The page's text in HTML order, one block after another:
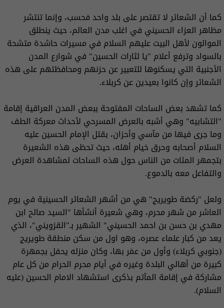
كما أن الشعائر لا تقتصر على بلد واحد فحسب، وإنما تنتشر
مظاهر العزاء الحسيني في اغلب مدن العالم، حيث ينطلق
الموالون لأهل البيت عليهم السلام في مسيرات حاشدة متشحة
بالسواد وترفع أعلام "يا لثارات الحسين" في شوارع المدن
الأجنبية التي يسكنوها للتعبير عن حزنهم ومحافظتهم على هذه
الشعائر وإن كانوا بعيدين عن كربلاء.
كما تشهد بعض الساحات المفتوحة ببعض المدن العراقية إقامة
"التشابيه" وهي أشبه بالعرض المسرحي لأحداث معركة الطف
وما جرى فيها من مآسي وأحزان، بقتل الإمام الحسين عليه
السلام أصحابه وحرق خيام أهله، حيث تحظى هذه الشعيرة
بتجمهر المئات من الناس حول هذه الساحات لمشاهدة العرض
والتفاعل معه بالدموع.
ولعل "ركضة طويريج" هي من أشهر الشعائر الحسينية في يوم
العاشر من شهر محرم، وهي شعيرة أنشأها "السيد صالح ابن
مهدي بن حسن بن احمد الحسيني" الشهير بـ"القزويني"، الذي
يعد من كبار علماء عصره، وهو اول من سكن منطقة طويريج
(جنوبي كربلاء) وأول من عمَر بها، وكان منزله يحفل بجمهرة
كبيرة من أهالي البلدة وغيره في أيام محرم الحرام من كل عام
مشاركة في إقامة المآتم بذكرى استشهاد الامام الحسين (عليه
السلام).